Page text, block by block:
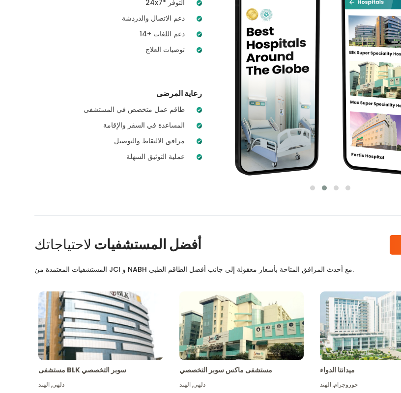
رعاية المرضى
أفضل المستشفيات لاحتياجاتك
المستشفيات المعتمدة من JCI و NABH مع أحدث المرافق المتاحة بأسعار معقولة إلى جانب أفضل الطاقم الطبي.
مستشفى BLK سوبر التخصصي
دلهي,الهند
مستشفى ماكس سوبر التخصصي
دلهي,الهند
ميدانتا الدواء
جوروجرام,الهند